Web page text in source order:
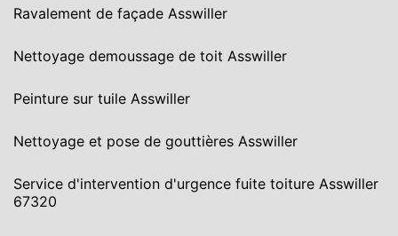
Ravalement de façade Asswiller
Nettoyage demoussage de toit Asswiller
Peinture sur tuile Asswiller
Nettoyage et pose de gouttières Asswiller
Service d'intervention d'urgence fuite toiture Asswiller
67320